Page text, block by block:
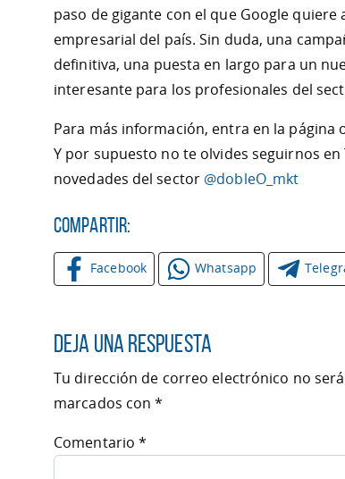
paso de gigante con el que Google
empresarial del país. Sin duda, una
definitiva, una puesta en largo para un
interesante para los profesionales del
Para más información, entra en la página
Y por supuesto no te olvides seguirnos
novedades del sector @dobleO_mkt
Compartir:
Facebook Whatsapp
Deja una respuesta
Tu dirección de correo electrónico no
marcados con*
Comentario*